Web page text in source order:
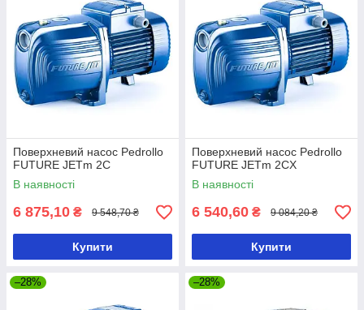
Поверхневий насос Pedrollo
FUTURE JETm 2C
В наявності
6 875,10 ₴ 9 548,70 ₴
Купити
Поверхневий насос Pedrollo
FUTURE JETm 2CX
В наявності
6 540,60 ₴ 9 084,20 ₴
Купити
–28% –28%